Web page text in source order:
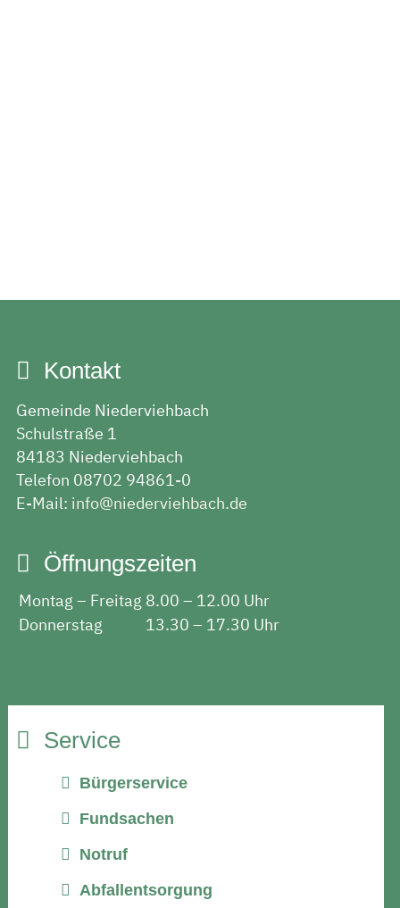
Kontakt
Gemeinde Niederviehbach
Schulstraße 1
84183 Niederviehbach
Telefon 08702 94861-0
E-Mail: info@niederviehbach.de
Öffnungszeiten
Montag – Freitag 8.00 – 12.00 Uhr
Donnerstag
13.30 – 17.30 Uhr
Service
Bürgerservice
Fundsachen
Notruf
Abfallentsorgung